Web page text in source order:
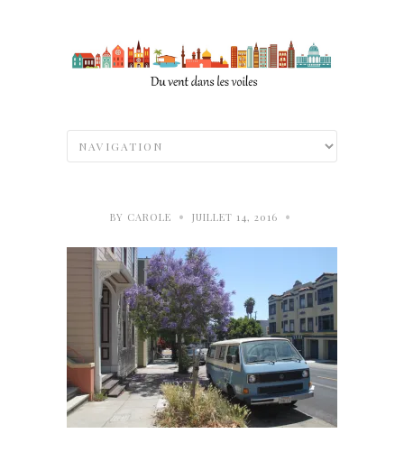
BY CAROLE • JUILLET 14, 2016 •